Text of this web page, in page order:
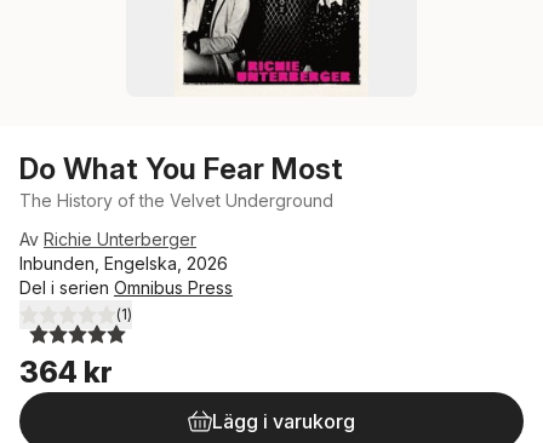
Do What You Fear Most
The History of the Velvet Underground
Av Richie Unterberger
Inbunden, Engelska, 2026
Del i serien Omnibus Press
5,0utav 5 stjärnor. Totalt antal röster:
(1)
364 kr
Lägg i varukorg